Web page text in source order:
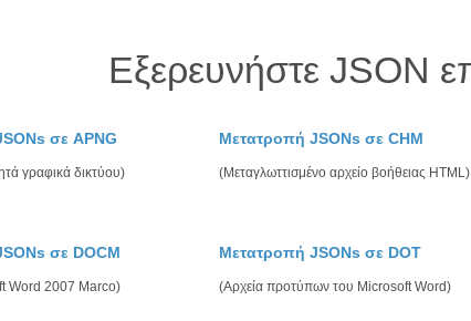
Εξερευνήστε JSON
σε APNG
γραφικά δικτύου)
Μετατροπή JSONs σε CHM
(Μεταγλωττισμένο αρχείο βοήθειας HTML)
σε DOCM
Word 2007 Marco)
Μετατροπή JSONs σε DOT
(Αρχεία προτύπων του Microsoft Word)